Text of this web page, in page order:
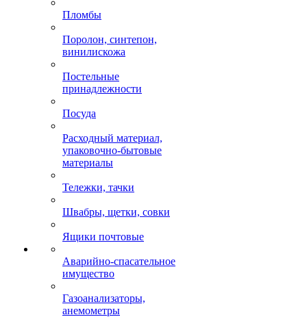
Пломбы
Поролон, синтепон,
винилискожа
Постельные
принадлежности
Посуда
Расходный материал,
упаковочно-бытовые
материалы
Тележки, тачки
Швабры, щетки, совки
Ящики почтовые
Аварийно-спасательное
имущество
Газоанализаторы,
анемометры